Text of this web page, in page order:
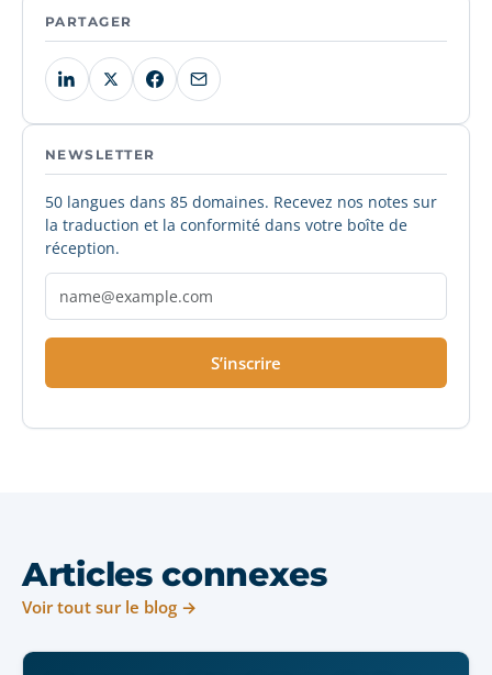
PARTAGER
NEWSLETTER
50 langues dans 85 domaines. Recevez nos notes sur
la traduction et la conformité dans votre boîte de
réception.
S’inscrire
Articles connexes
Voir tout sur le blog →